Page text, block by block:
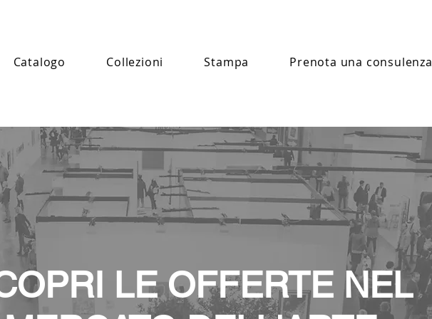
Catalogo Collezioni Stampa Prenota una consulenza
LE OFFERTE NEL